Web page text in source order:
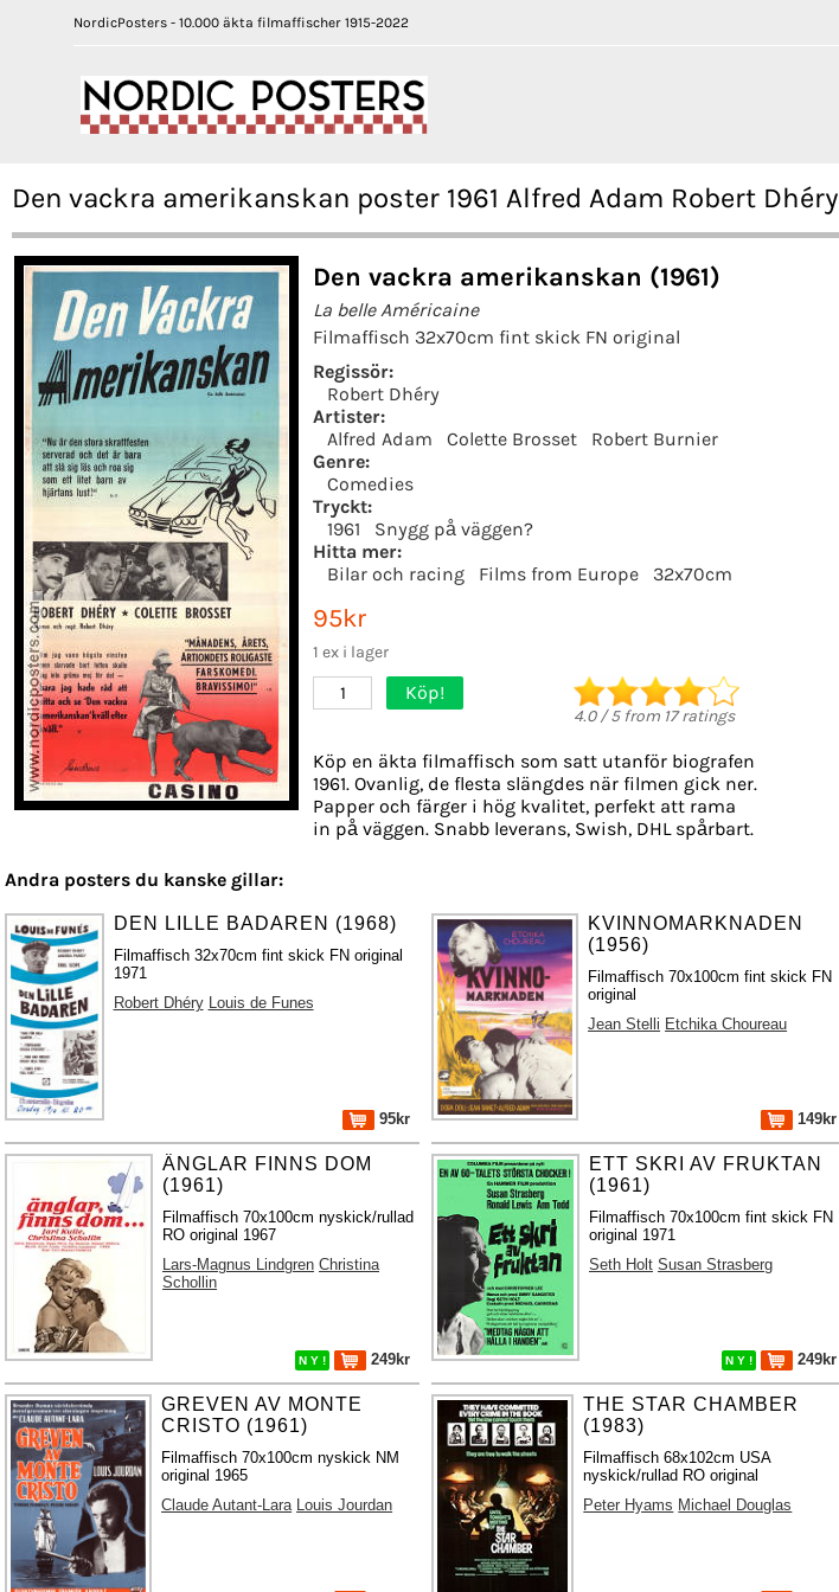
NordicPosters - 10.000 äkta filmaffischer 1915-2022
Den vackra amerikanskan poster 1961 Alfred Adam Robert Dhéry
Den vackra amerikanskan (1961)
La belle Américaine
Filmaffisch 32x70cm fint skick FN original
Regissör:
Robert Dhéry
Artister:
Alfred Adam
Colette Brosset
Robert Burnier
Genre:
Comedies
Tryckt:
1961
Snygg på väggen?
Hitta mer:
Bilar och racing
Films from Europe 32x70cm
95kr
1 ex i lager
1 Köp!
4.0/5from 17ratings
Köp en äkta filmaffisch som satt utanför biografen
1961. Ovanlig, de flesta slängdes när filmen gick ner.
Papper och färger i hög kvalitet, perfekt att rama
in på väggen. Snabb leverans, Swish, DHL spårbart.
Andra posters du kanske gillar:
DEN LILLE BADAREN (1968)
Filmaffisch 32x70cm fint skick FN original
1971
Robert Dhéry Louis de Funes
95kr
KVINNOMARKNADEN
(1956)
Filmaffisch 70x100cm fint skick FN
original
Jean Stelli Etchika Choureau
149kr
ÄNGLAR FINNS DOM
(1961)
Filmaffisch 70x100cm nyskick/rullad
RO original 1967
Lars-Magnus Lindgren Christina
Schollin
N Y ! 249kr
ETT SKRI AV FRUKTAN
(1961)
Filmaffisch 70x100cm fint skick FN
original 1971
Seth Holt Susan Strasberg
N Y ! 249kr
GREVEN AV MONTE
CRISTO (1961)
Filmaffisch 70x100cm nyskick NM
original 1965
Claude Autant-Lara Louis Jourdan
THE STAR CHAMBER
(1983)
Filmaffisch 68x102cm USA
nyskick/rullad RO original
Peter Hyams Michael Douglas